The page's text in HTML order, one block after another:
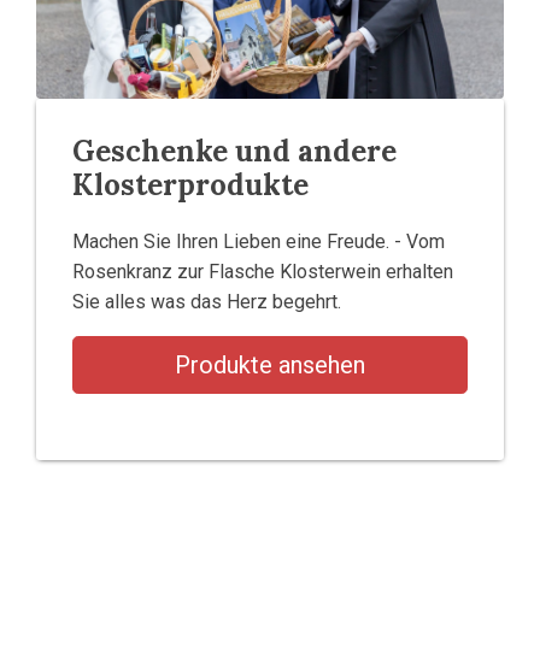
Geschenke und andere
Klosterprodukte
Machen Sie Ihren Lieben eine Freude. - Vom
Rosenkranz zur Flasche Klosterwein erhalten
Sie alles was das Herz begehrt.
Produkte ansehen